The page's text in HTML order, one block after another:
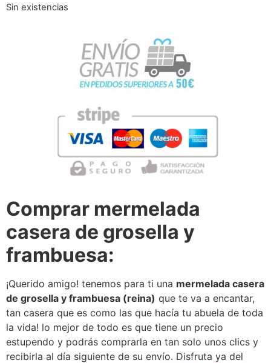
Sin existencias
Comprar mermelada
casera de grosella y
frambuesa:
¡Querido amigo! tenemos para ti una mermelada casera
de grosella y frambuesa (reina) que te va a encantar,
tan casera que es como las que hacía tu abuela de toda
la vida! lo mejor de todo es que tiene un precio
estupendo y podrás comprarla en tan solo unos clics y
recibirla al día siguiente de su envío. Disfruta ya del